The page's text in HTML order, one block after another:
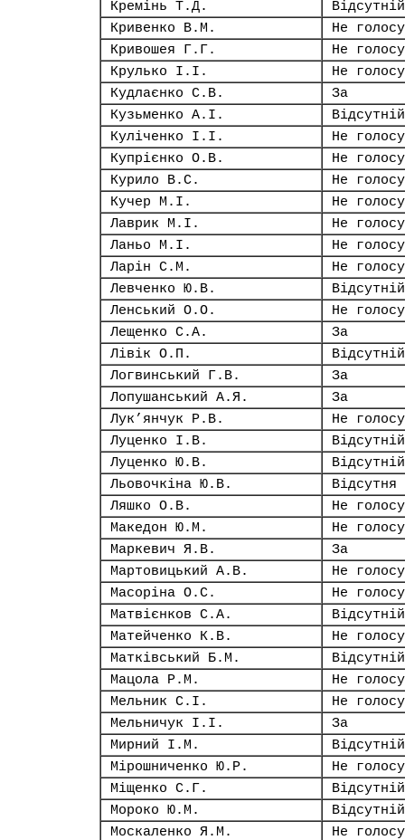
Кремінь Т.Д.
Відсутній
Кривенко В.М.
Не
Кривошея Г.Г.
Не
Крулько І.І.
Не
Кудлаєнко С.В.
За
Кузьменко А.І.
Відсутній
Куліченко І.І.
Не
Купрієнко О.В.
Не
Курило В.С.
Не
Кучер М.І.
Не
Лаврик М.І.
Не
Ланьо М.І.
Не
Ларін С.М.
Не
Левченко Ю.В.
Відсутній
Ленський О.О.
Не
Лещенко С.А.
За
Лівік О.П.
Відсутній
Логвинський Г.В.
За
Лопушанський А.Я.
За
Лук’янчук Р.В.
Не
Луценко І.В.
Відсутній
Луценко Ю.В.
Відсутній
Льовочкіна Ю.В.
Відсутня
Ляшко О.В.
Не
Македон Ю.М.
Не
Маркевич Я.В.
За
Мартовицький А.В.
Не
Масоріна О.С.
Не
Матвієнков С.А.
Відсутній
Матейченко К.В.
Не
Матківський Б.М.
Відсутній
Мацола Р.М.
Не
Мельник С.І.
Не
Мельничук І.І.
За
Мирний І.М.
Відсутній
Мірошниченко Ю.Р.
Не
Міщенко С.Г.
Відсутній
Мороко Ю.М.
Відсутній
Москаленко Я.М.
Не